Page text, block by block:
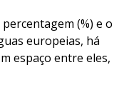
(%) e o
europeias, há
espaço entre eles,